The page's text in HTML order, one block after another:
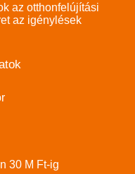
az otthonfelújítási
az igénylések
30 M Ft-ig